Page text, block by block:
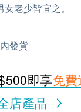
老少皆宜之。
發貨
即享免
店產品